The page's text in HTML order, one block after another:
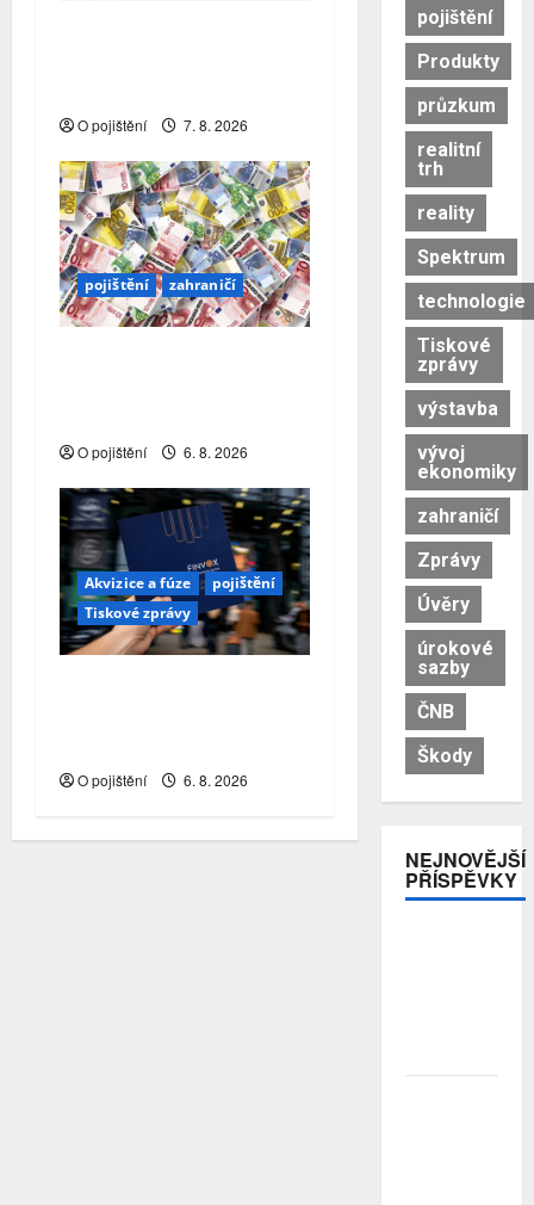
O pojištění 7. 8. 2026
pojištění zahraničí
O pojištění 6. 8. 2026
Akvizice a fúze
pojištění
Tiskové zprávy
O pojištění 6. 8. 2026
pojištění
Produkty
průzkum
realitní
trh
reality
Spektrum
technologie
Tiskové
zprávy
výstavba
vývoj
ekonomiky
zahraničí
Zprávy
Úvěry
úrokové
sazby
ČNB
Škody
NEJNOVĚJŠÍ
PŘÍSPĚVKY